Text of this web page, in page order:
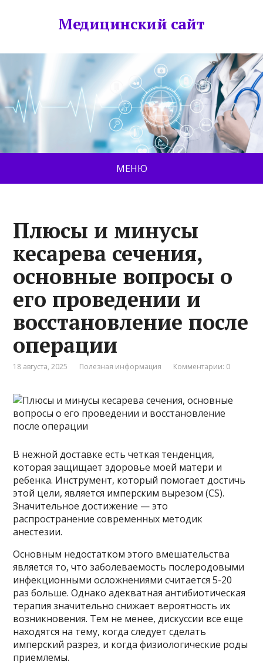
Медицинский сайт
МЕНЮ
Плюсы и минусы
кесарева сечения,
основные вопросы о
его проведении и
восстановление после
операции
18 августа, 2025 Полезная информация Комментарии: 0
В нежной доставке есть четкая тенденция,
которая защищает здоровье моей матери и
ребенка. Инструмент, который помогает достичь
этой цели, является имперским вырезом (CS).
Значительное достижение — это
распространение современных методик
анестезии.
Основным недостатком этого вмешательства
является то, что заболеваемость послеродовыми
инфекционными осложнениями считается 5-20
раз больше. Однако адекватная антибиотическая
терапия значительно снижает вероятность их
возникновения. Тем не менее, дискуссии все еще
находятся на тему, когда следует сделать
имперский разрез, и когда физиологические роды
приемлемы.